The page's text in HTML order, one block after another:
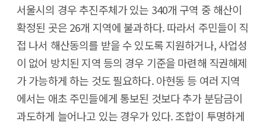
서울시의 경우 추진주체가 있는 340개 구역 중 해산이
확정된 곳은 26개 지역에 불과하다. 따라서 주민들이 직
접 나서 해산동의를 받을 수 있도록 지원하거나, 사업성
이 없어 방치된 지역 등의 경우 기준을 마련해 직권해제
가 가능하게 하는 것도 필요하다. 아현동 등 여러 지역
에서는 애초 주민들에게 통보된 것보다 추가 분담금이
과도하게 늘어나고 있는 경우가 있다. 조합이 투명하게